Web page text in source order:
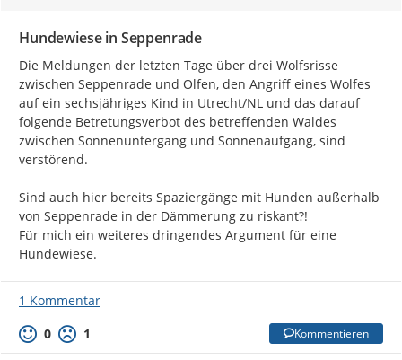
Hundewiese in Seppenrade
Die Meldungen der letzten Tage über drei Wolfsrisse
zwischen Seppenrade und Olfen, den Angriff eines Wolfes
auf ein sechsjähriges Kind in Utrecht/NL und das darauf
folgende Betretungsverbot des betreffenden Waldes
zwischen Sonnenuntergang und Sonnenaufgang, sind
verstörend.
Sind auch hier bereits Spaziergänge mit Hunden außerhalb
von Seppenrade in der Dämmerung zu riskant?!
Für mich ein weiteres dringendes Argument für eine
Hundewiese.
1 Kommentar
0
1 Kommentieren